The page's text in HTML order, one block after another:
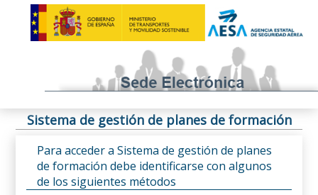
Sistema de gestión de planes de formación
Para acceder a Sistema de gestión de planes
de formación debe identificarse con algunos
de los siguientes métodos